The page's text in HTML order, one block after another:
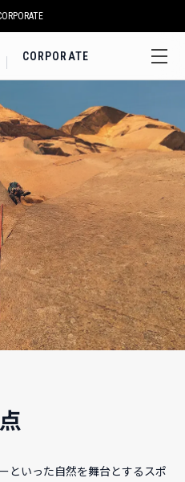
CORPORATE
といった自然を舞台とするスポ